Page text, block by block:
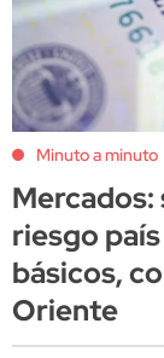
Minuto a minuto
Mercados:
riesgo
básicos,
Oriente